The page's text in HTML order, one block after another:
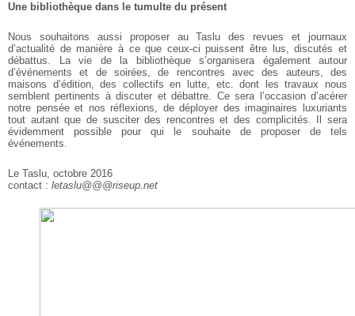
Une bibliothèque dans le tumulte du présent
Nous souhaitons aussi proposer au Taslu des revues et journaux
d’actualité de manière à ce que ceux-ci puissent être lus, discutés et
débattus. La vie de la bibliothèque s’organisera également autour
d’événements et de soirées, de rencontres avec des auteurs, des
maisons d’édition, des collectifs en lutte, etc. dont les travaux nous
semblent pertinents à discuter et débattre. Ce sera l’occasion d’acérer
notre pensée et nos réflexions, de déployer des imaginaires luxuriants
tout autant que de susciter des rencontres et des complicités. Il sera
évidemment possible pour qui le souhaite de proposer de tels
événements.
Le Taslu, octobre 2016
contact : letaslu@@@riseup.net